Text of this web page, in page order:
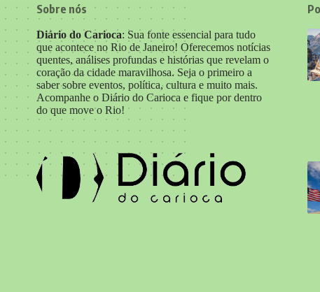
Sobre nós
Diário do Carioca: Sua fonte essencial para tudo
que acontece no Rio de Janeiro! Oferecemos notícias
quentes, análises profundas e histórias que revelam o
coração da cidade maravilhosa. Seja o primeiro a
saber sobre eventos, política, cultura e muito mais.
Acompanhe o Diário do Carioca e fique por dentro
do que move o Rio!